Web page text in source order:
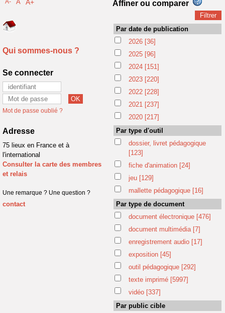
A A+
Qui sommes-nous ?
Se connecter
Mot de passe oublié ?
Adresse
75 lieux en France et à
l'international
Consulter la carte des membres
et relais
Une remarque ? Une question ?
contact
Affiner ou comparer
Par date de publication
2026 [36]
2025 [96]
2024 [151]
2023 [220]
2022 [228]
2021 [237]
2020 [217]
Par type d'outil
dossier, livret pédagogique
[123]
fiche d'animation [24]
jeu [129]
mallette pédagogique [16]
Par type de document
document électronique [476]
document multimédia [7]
enregistrement audio [17]
exposition [45]
outil pédagogique [292]
texte imprimé [5997]
vidéo [337]
Par public cible